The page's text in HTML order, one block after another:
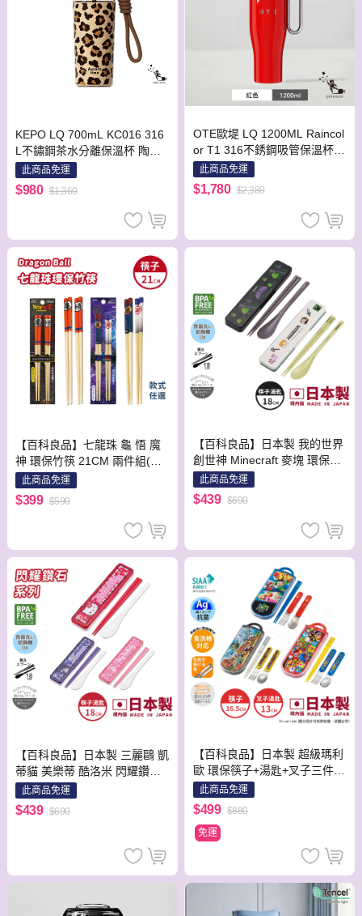
KEPO LQ 700mL KC016 316
L不鏽鋼茶水分離保溫杯 陶瓷
款 潘瑟拉
此商品免運
$980 $1,360
OTE歐堤 LQ 1200ML Raincol
or T1 316不銹鋼吸管保溫杯
隨行杯 保溫杯 紅色
此商品免運
$1,780 $2,380
【百科良品】七龍珠 龜 悟 魔
神 環保竹筷 21CM 兩件組(日
本境內版)-隨機款
此商品免運
$399 $590
【百科良品】日本製 我的世界
創世神 Minecraft 麥塊 環保筷
子+湯匙組 18CM(日本境內版)
-隨機款
此商品免運
$439 $690
【百科良品】日本製 三麗鷗 凱
蒂貓 美樂蒂 酷洛米 閃耀鑽石
環保筷子+湯匙組 18CM(日本
境內版)-隨機款
此商品免運
$439 $690
【百科良品】日本製 超級瑪利
歐 環保筷子+湯匙+叉子三件餐
具組(日本境內版)-隨機款
此商品免運
$499 $880
免運